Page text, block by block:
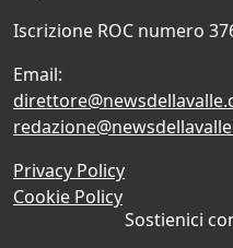
Iscrizione ROC numero
Email:
Privacy Policy
Cookie Policy
Sostienici